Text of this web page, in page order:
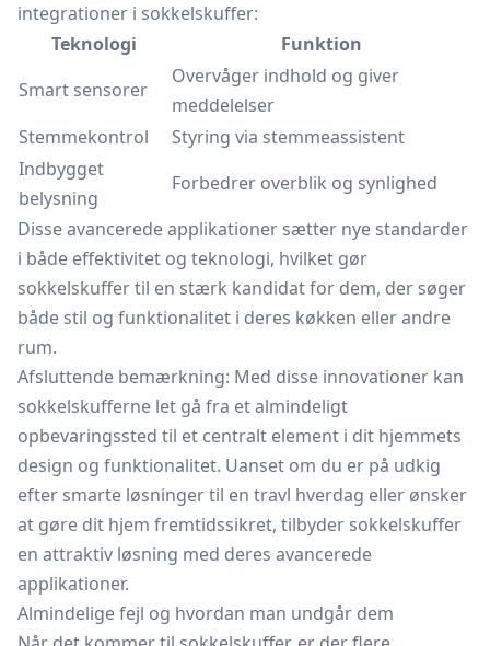
integrationer i sokkelskuffer:
Teknologi
Funktion
Smart sensorer
Overvåger indhold og giver
meddelelser
Stemmekontrol
Styring via stemmeassistent
Indbygget
belysning
Forbedrer overblik og synlighed
Disse avancerede applikationer sætter nye standarder
i både effektivitet og teknologi, hvilket gør
sokkelskuffer til en stærk kandidat for dem, der søger
både stil og funktionalitet i deres køkken eller andre
rum.
Afsluttende bemærkning: Med disse innovationer kan
sokkelskufferne let gå fra et almindeligt
opbevaringssted til et centralt element i dit hjemmets
design og funktionalitet. Uanset om du er på udkig
efter smarte løsninger til en travl hverdag eller ønsker
at gøre dit hjem fremtidssikret, tilbyder sokkelskuffer
en attraktiv løsning med deres avancerede
applikationer.
Almindelige fejl og hvordan man undgår dem